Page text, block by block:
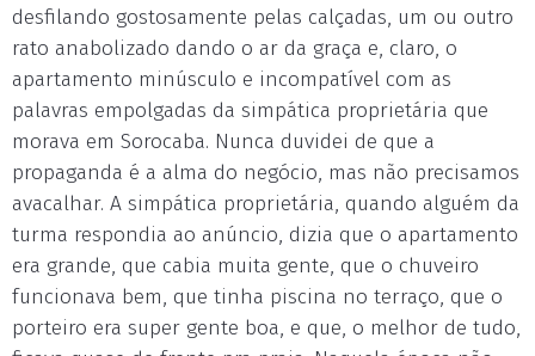
desfilando gostosamente pelas calçadas, um ou outro
rato anabolizado dando o ar da graça e, claro, o
apartamento minúsculo e incompatível com as
palavras empolgadas da simpática proprietária que
morava em Sorocaba. Nunca duvidei de que a
propaganda é a alma do negócio, mas não precisamos
avacalhar. A simpática proprietária, quando alguém da
turma respondia ao anúncio, dizia que o apartamento
era grande, que cabia muita gente, que o chuveiro
funcionava bem, que tinha piscina no terraço, que o
porteiro era super gente boa, e que, o melhor de tudo,